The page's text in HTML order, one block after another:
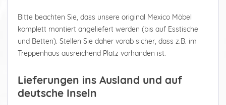
Bitte beachten Sie, dass unsere original Mexico Möbel
komplett montiert angeliefert werden (bis auf Esstische
und Betten). Stellen Sie daher vorab sicher, dass z.B. im
Treppenhaus ausreichend Platz vorhanden ist.
Lieferungen ins Ausland und auf
deutsche Inseln